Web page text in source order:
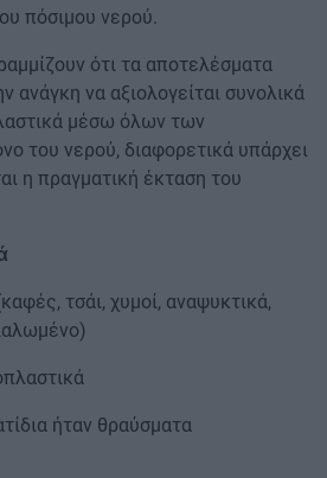
πόσιμου νερού.
ότι τα αποτελέσματα
ανάγκη να αξιολογείται συνολικά
μέσω όλων των
του νερού, διαφορετικά υπάρχει
η πραγματική έκταση του
τσάι, χυμοί, αναψυκτικά,
ήταν θραύσματα